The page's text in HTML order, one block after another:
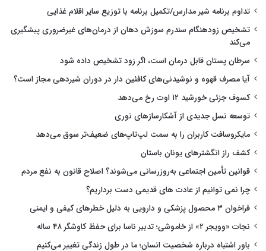
تداوم برنامه شیر مدارس/تکمیل برنامه با توزیع سایر اقلام غذایی
تشخیص زودهنگام سندرم سوزش دهان از درمان‌های غیرضروری پیشگیری
می‌کند
سرطان پستان قابل درمان است، اگر زود تشخیص داده شود
آیا مصرف قهوه و نوشیدنی‌های کافئین دار در دوران شیردهی مجاز است؟
کسوف جزئی خورشید ۱۲ اوت رخ می‌دهد
توسعه نسل جدیدی از آشکارسازهای نوری
مایکروسافت کاربران را به سمت لپ‌تاپ‌های ضعیف‌تر سوق می‌دهد
کشف راز انگشترهای یونان باستان
قوانین تأمین اجتماعی به‌روزرسانی می‌شوند؟ اصلاح قانون به نفع مردم
چرا نمی توانیم از عادت های قدیمی دست برداریم؟
فراخوان ۳ محصول پزشکی و دارویی به دلیل خطرهای کیفی و ایمنی
نجات «وویجر ۲» از خاموشی؛ تدبیر ناسا برای حفظ کاوشگر ۴۸ ساله
باور اشتباه درباره شخصیت انسان؛ ما در طول زندگی تغییر می‌کنیم